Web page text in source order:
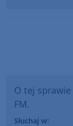
O tej sprawie
FM.
Słuchaj w: